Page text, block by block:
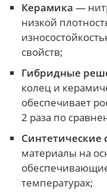
Керамика —
низкой
свойств;
Гибридные
колец и
обеспечивает
2 раза по
Синтетические
материалы на
температурах;